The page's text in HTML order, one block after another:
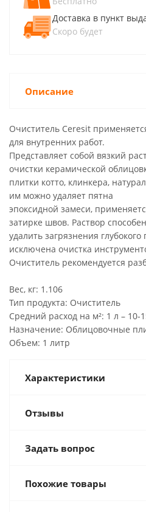
Доставка в пункт
Скоро будет
Описание
Очиститель Ceresit
для внутренних работ.
Представляет собой вязкий
очистки керамической
плитки котто, клинкера,
им можно удаляет пятна
эпоксидной замеси,
затирке швов. Раствор способен
удалить загрязнения
исключена очистка
Очиститель рекомендуется
Вес, кг: 1.106
Тип продукта: Очиститель
Средний расход на м²: 1 л – 10-
Назначение: Облицовочные
Объем: 1 литр
Характеристики
Отзывы
Задать вопрос
Похожие товары